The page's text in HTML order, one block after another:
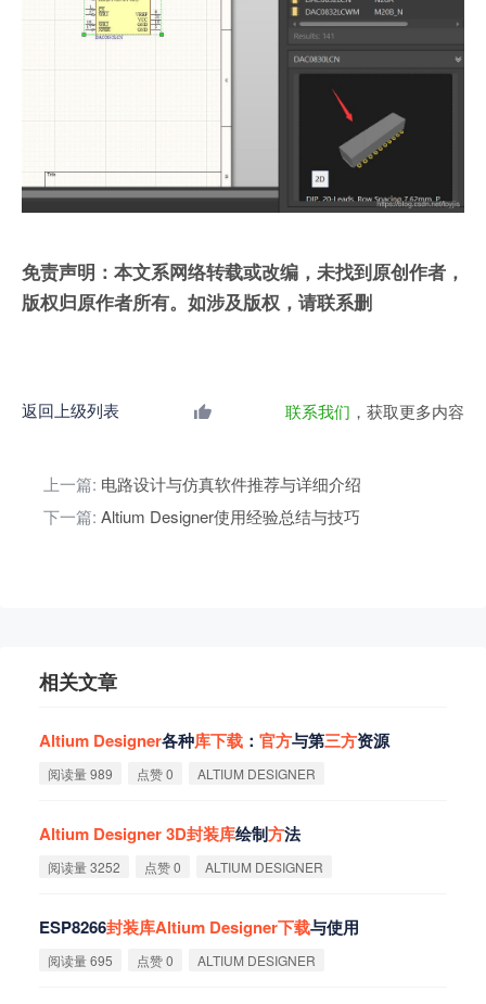
免责声明：本文系网络转载或改编，未找到原创作者，
版权归原作者所有。如涉及版权，请联系删
返回上级列表 联系我们 ，获取更多内容
上一篇: 电路设计与仿真软件推荐与详细介绍
下一篇: Altium Designer使用经验总结与技巧
相关文章
Altium Designer各种库下载 ： 官方与第三方资源
阅读量 989 点赞 0 ALTIUM DESIGNER
Altium Designer3D封装库绘制方法
阅读量 3252 点赞 0 ALTIUM DESIGNER
ESP8266封装库Altium Designer下载与使用
阅读量 695 点赞 0 ALTIUM DESIGNER